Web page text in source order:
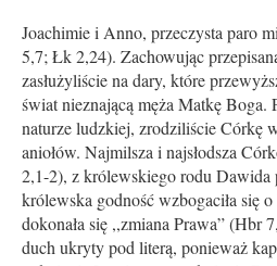
Joachimie i Anno, przeczysta paro
5,7; Łk 2,24). Zachowując
zasłużyliście na dary, które
świat nieznającą męża Matkę
naturze ludzkiej, zrodziliście Córkę
aniołów. Najmilsza i najsłodsza
2,1-2), z królewskiego rodu Dawida
królewska godność wzbogaciła się
dokonała się ,,zmiana Prawa” (Hbr
duch ukryty pod literą, ponieważ